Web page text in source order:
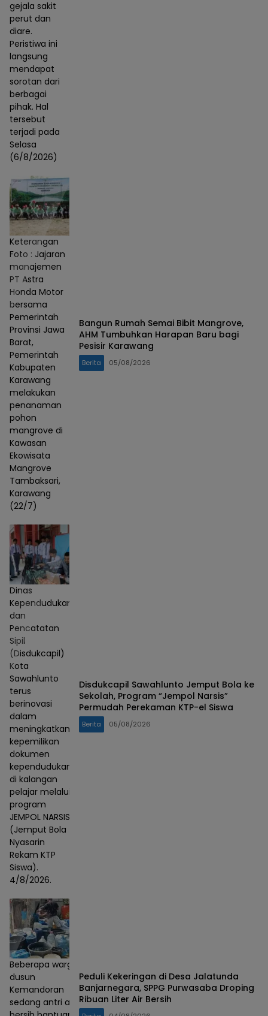
gejala sakit
perut dan
diare.
Peristiwa ini
langsung
mendapat
sorotan dari
berbagai
pihak. Hal
tersebut
terjadi pada
Selasa
(6/8/2026)
Keterangan
Foto : Jajaran
manajemen
PT Astra
Honda Motor
bersama
Pemerintah
Provinsi Jawa
Barat,
Pemerintah
Kabupaten
Karawang
melakukan
penanaman
pohon
mangrove di
Kawasan
Ekowisata
Mangrove
Tambaksari,
Karawang
(22/7)
Bangun Rumah Semai Bibit Mangrove,
AHM Tumbuhkan Harapan Baru bagi
Pesisir Karawang
Berita 05/08/2026
Dinas
Kependudukan
dan
Pencatatan
Sipil
(Disdukcapil)
Kota
Sawahlunto
terus
berinovasi
dalam
meningkatkan
kepemilikan
dokumen
kependudukan
di kalangan
pelajar melalui
program
JEMPOL NARSIS
(Jemput Bola
Nyasarin
Rekam KTP
Siswa).
4/8/2026.
Disdukcapil Sawahlunto Jemput Bola ke
Sekolah, Program “Jempol Narsis”
Permudah Perekaman KTP-el Siswa
Berita 05/08/2026
Beberapa warga
dusun
Kemandoran
sedang antri air
Peduli Kekeringan di Desa Jalatunda
Banjarnegara, SPPG Purwasaba Droping
Ribuan Liter Air Bersih